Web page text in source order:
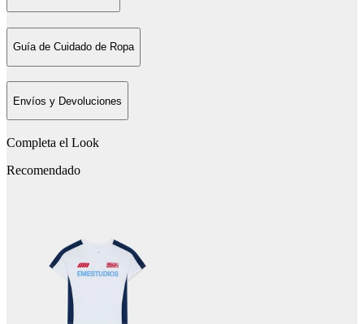
Guía de Cuidado de Ropa
Envíos y Devoluciones
Completa el Look
Recomendado